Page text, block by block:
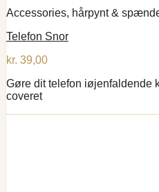
Accessories, hårpynt &
Telefon Snor
kr. 39,00
Gøre dit telefon iøjenfaldende
coveret